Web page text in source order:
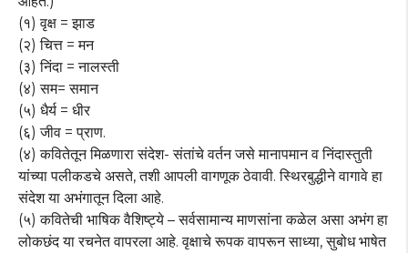
(१) वृक्ष = झाड
(२) चित्त = मन
(३) निंदा = नालस्ती
(४) सम= समान
(५) धैर्य = धीर
(६) जीव = प्राण.
(४) कवितेतून मिळणारा संदेश- संतांचे वर्तन जसे मानापमान व निंदास्तुती
यांच्या पलीकडचे असते, तशी आपली वागणूक ठेवावी. स्थिरबुद्धीने वागावे हा
संदेश या अभंगातून दिला आहे.
(५) कवितेची भाषिक वैशिष्ट्ये – सर्वसामान्य माणसांना कळेल असा अभंग हा
लोकछंद या रचनेत वापरला आहे. वृक्षाचे रूपक वापरून साध्या, सुबोध भाषेत